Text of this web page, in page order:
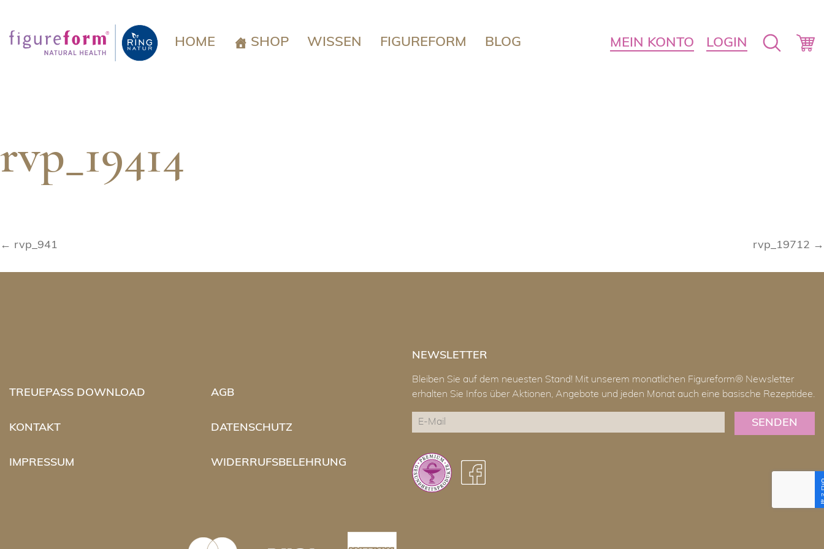
Inhalt
HOME SHOP WISSEN FIGUREFORM BLOG MEIN KONTO LOGIN
rvp_19414
Beitragsnavigation
← rvp_941 rvp_19712 →
TREUEPASS DOWNLOAD
KONTAKT
IMPRESSUM
AGB
DATENSCHUTZ
WIDERRUFSBELEHRUNG
NEWSLETTER
Bleiben Sie auf dem neuesten Stand! Mit unserem monatlichen Figureform® Newsletter
erhalten Sie Infos über Aktionen, Angebote und jeden Monat auch eine basische Rezeptidee.
E-